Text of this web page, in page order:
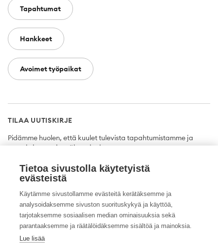
Tapahtumat
Hankkeet
Avoimet työpaikat
TILAA UUTISKIRJE
Pidämme huolen, että kuulet tulevista tapahtumistamme ja
uutuuksista ensimmäisten joukossa.
Tilaa
Twitter FacebookYouTubeInstagramLinkedIn
Tietoa sivustolla käytetyistä
evästeistä
Käytämme sivustollamme evästeitä kerätäksemme ja
analysoidaksemme sivuston suorituskykyä ja käyttöä,
tarjotaksemme sosiaalisen median ominaisuuksia sekä
parantaaksemme ja räätälöidäksemme sisältöä ja mainoksia.
Lue lisää